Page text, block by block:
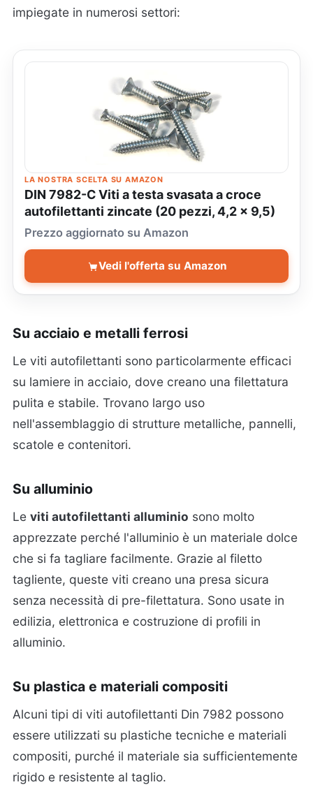
impiegate in numerosi settori:
LA NOSTRA SCELTA SU AMAZON
DIN 7982-C Viti a testa svasata a croce
autofilettanti zincate (20 pezzi, 4,2 x 9,5)
Prezzo aggiornato su Amazon
Vedi l'offerta su Amazon
Su acciaio e metalli ferrosi
Le viti autofilettanti sono particolarmente efficaci
su lamiere in acciaio, dove creano una filettatura
pulita e stabile. Trovano largo uso
nell'assemblaggio di strutture metalliche, pannelli,
scatole e contenitori.
Su alluminio
Le viti autofilettanti alluminio sono molto
apprezzate perché l'alluminio è un materiale dolce
che si fa tagliare facilmente. Grazie al filetto
tagliente, queste viti creano una presa sicura
senza necessità di pre-filettatura. Sono usate in
edilizia, elettronica e costruzione di profili in
alluminio.
Su plastica e materiali compositi
Alcuni tipi di viti autofilettanti Din 7982 possono
essere utilizzati su plastiche tecniche e materiali
compositi, purché il materiale sia sufficientemente
rigido e resistente al taglio.